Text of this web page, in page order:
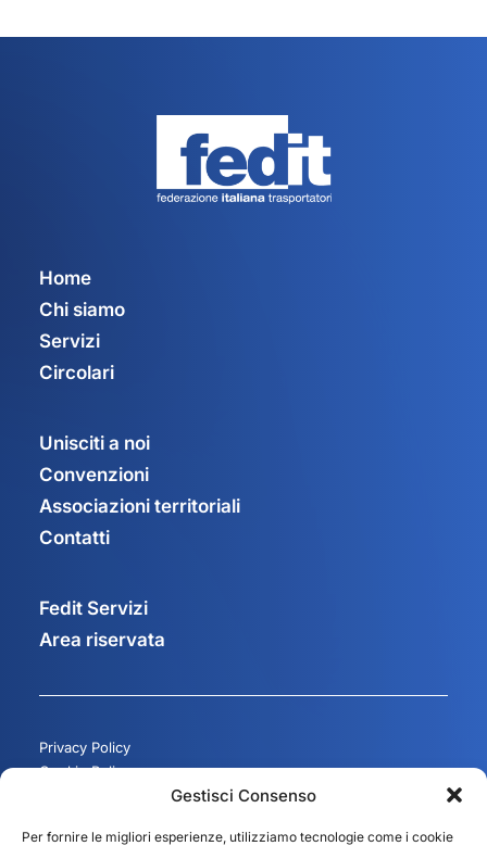
Gestisci Consenso
Per fornire le migliori esperienze, utilizziamo tecnologie come i cookie
Home
Chi siamo
Servizi
Circolari
Unisciti a noi
Convenzioni
Associazioni territoriali
Contatti
Fedit Servizi
Area riservata
Privacy Policy
Cookie Policy